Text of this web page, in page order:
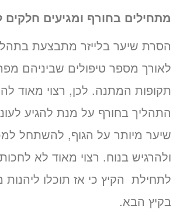
מתחילים בחורף ומגיעים חלקים
הסרת שיער בלייזר מתבצעת
לאורך מספר טיפולים שביניהם
תקופות המתנה. לכן, רצוי מאוד
התהליך בחורף על מנת להגיע
שיער מיותר על הגוף, להשתחל
ולהרגיש בנוח. רצוי מאוד לא
לתחילת הקיץ כי אז תוכלו
בקיץ הבא.